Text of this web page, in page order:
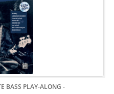
BASS PLAY-ALONG -